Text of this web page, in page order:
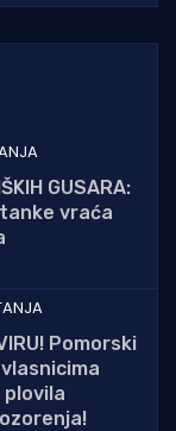
GUSARA:
vraća
Pomorski
plovila